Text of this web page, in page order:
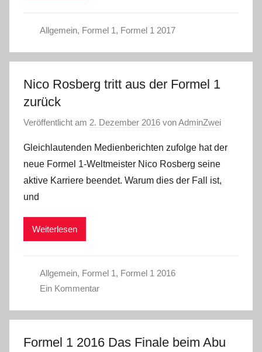
Allgemein, Formel 1, Formel 1 2017
Nico Rosberg tritt aus der Formel 1
zurück
Veröffentlicht am 2. Dezember 2016 vonAdminZwei
Gleichlautenden Medienberichten zufolge hat der
neue Formel 1-Weltmeister Nico Rosberg seine
aktive Karriere beendet. Warum dies der Fall ist,
und
Weiterlesen
Allgemein, Formel 1, Formel 1 2016
Ein Kommentar
Formel 1 2016 Das Finale beim Abu